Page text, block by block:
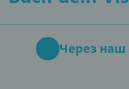
Через наш